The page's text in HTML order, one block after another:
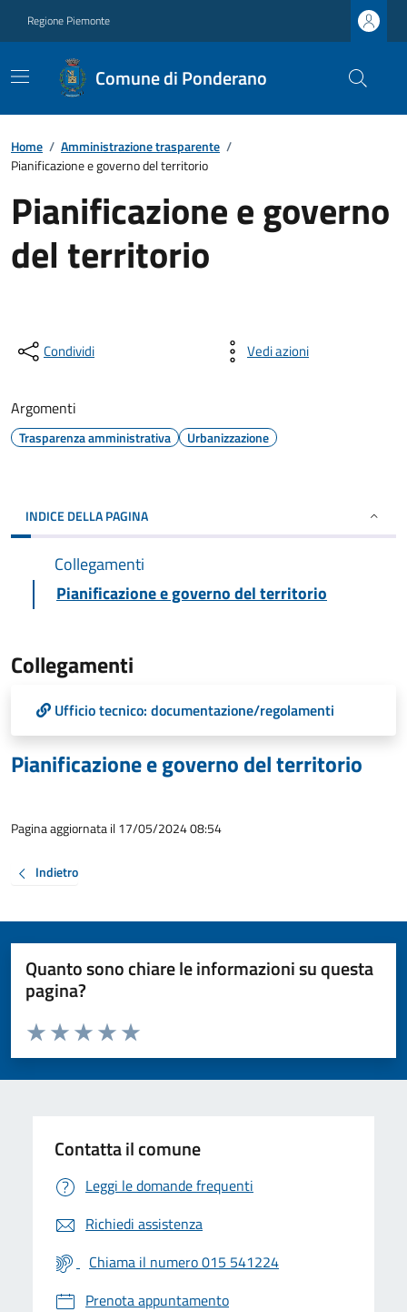
Regione Piemonte
Comune di Ponderano
Home / Amministrazione trasparente /
Pianificazione e governo del territorio
Pianificazione e governo
del territorio
Condividi Vedi azioni
Argomenti
Trasparenza amministrativa Urbanizzazione
INDICE DELLA PAGINA
Collegamenti
Pianificazione e governo del territorio
Collegamenti
Ufficio tecnico: documentazione/regolamenti
Pianificazione e governo del territorio
Pagina aggiornata il 17/05/2024 08:54
Indietro
Quanto sono chiare le informazioni su questa
pagina?
Valuta da 1 a 5 stelle la pagina
Valuta 5 stelle su 5
Valuta 4 stelle su 5
Valuta 3 stelle su 5
Valuta 2 stelle su 5
Valuta 1 stelle su 5
Contatta il comune
Leggi le domande frequenti
Richiedi assistenza
Chiama il numero 015 541224
Prenota appuntamento